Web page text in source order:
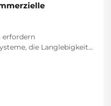
erfordern
die Langlebigkeit,
Lagern und